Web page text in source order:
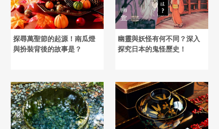
探尋萬聖節的起源！南瓜燈
與扮裝背後的故事是？
幽靈與妖怪有何不同？深入
探究日本的鬼怪歷史！